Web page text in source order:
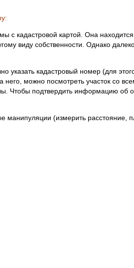
с кадастровой картой. Она
виду собственности. Однако
указать кадастровый номер (для
можно посмотреть участок со
Чтобы подтвердить информацию об
манипуляции (измерить